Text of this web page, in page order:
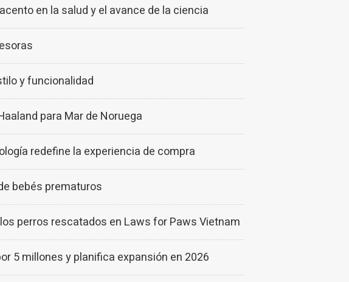
en la salud y el avance de la ciencia
y funcionalidad
para Mar de Noruega
redefine la experiencia de compra
bebés prematuros
perros rescatados en Laws for Paws Vietnam
5 millones y planifica expansión en 2026